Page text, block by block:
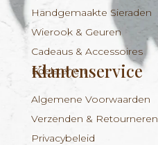
Handgemaakte Sieraden
Wierook & Geuren
Cadeaus & Accessoires
Edelstenen
Klantenservice
Algemene Voorwaarden
Verzenden & Retourneren
Privacybeleid